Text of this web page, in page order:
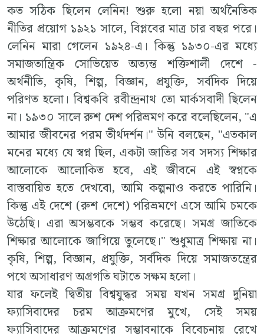
কত সঠিক ছিলেন লেনিন! শুরু হলো নয়া অর্থনৈতিক
নীতির প্রয়োগ ১৯২১ সালে, বিপ্লবের মাত্র চার বছর পরে।
লেনিন মারা গেলেন ১৯২৪-এ। কিন্তু ১৯৩০-এর মধ্যে
সমাজতান্ত্রিক সোভিয়েত অত্যন্ত শক্তিশালী দেশে -
অর্থনীতি, কৃষি, শিল্প, বিজ্ঞান, প্রযুক্তি, সর্বদিক দিয়ে
পরিণত হলো। বিশ্বকবি রবীন্দ্রনাথ তো মার্কসবাদী ছিলেন
না। ১৯৩০ সালে রুশ দেশ পরিভ্রমণ করে বলেছিলেন, "এ
আমার জীবনের পরম তীর্থদর্শন।" উনি বলছেন, "এতকাল
মনের মধ্যে যে স্বপ্ন ছিল, একটা জাতির সব সদস্য শিক্ষার
আলোকে আলোকিত হবে, এই জীবনে এই স্বপ্নকে
বাস্তবায়িত হতে দেখবো, আমি কল্পনাও করতে পারিনি।
কিন্তু এই দেশে (রুশ দেশে) পরিভ্রমণে এসে আমি চমকে
উঠেছি। এরা অসম্ভবকে সম্ভব করেছে। সমগ্র জাতিকে
শিক্ষার আলোকে জাগিয়ে তুলেছে।" শুধুমাত্র শিক্ষায় না।
কৃষি, শিল্প, বিজ্ঞান, প্রযুক্তি, সর্বদিক দিয়ে সমাজতন্ত্রের
পথে অসাধারণ অগ্রগতি ঘটাতে সক্ষম হলো।
যার ফলেই দ্বিতীয় বিশ্বযুদ্ধর সময় যখন সমগ্র দুনিয়া
ফ্যাসিবাদের চরম আক্রমণের মুখে, সেই সময়
ফ্যাসিবাদের আক্রমণের সম্ভাবনাকে বিবেচনায় রেখে